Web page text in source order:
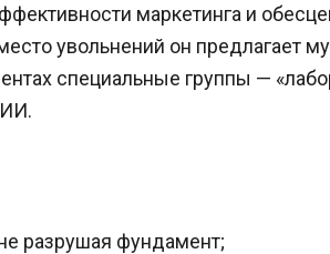
маркетинга и
увольнений он предлагает
специальные группы —
разрушая фундамент;